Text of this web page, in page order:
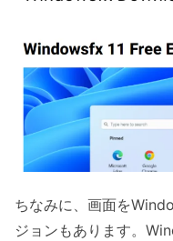
ちなみに、画面を
ジョンもあります。